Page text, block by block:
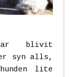
blivit
syn alls,
lite